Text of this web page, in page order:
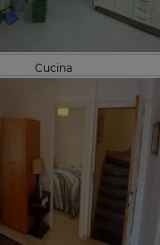
Cucina